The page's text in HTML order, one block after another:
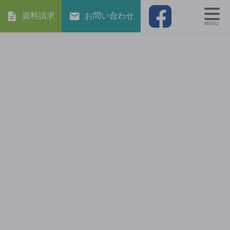
資料請求 お問い合わせ
MENU